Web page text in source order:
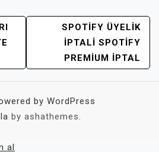
SPOTIFY ÜYELIK
İPTALI SPOTIFY
PREMIUM İPTAL
by WordPress
by ashathemes.